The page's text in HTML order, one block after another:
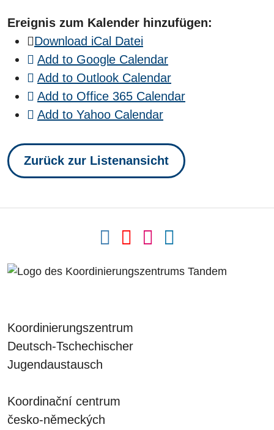
Ereignis zum Kalender hinzufügen:
Download iCal Datei
Add to Google Calendar
Add to Outlook Calendar
Add to Office 365 Calendar
Add to Yahoo Calendar
Zurück zur Listenansicht
Koordinierungszentrum
Deutsch-Tschechischer
Jugendaustausch
Koordinační centrum
česko-německých